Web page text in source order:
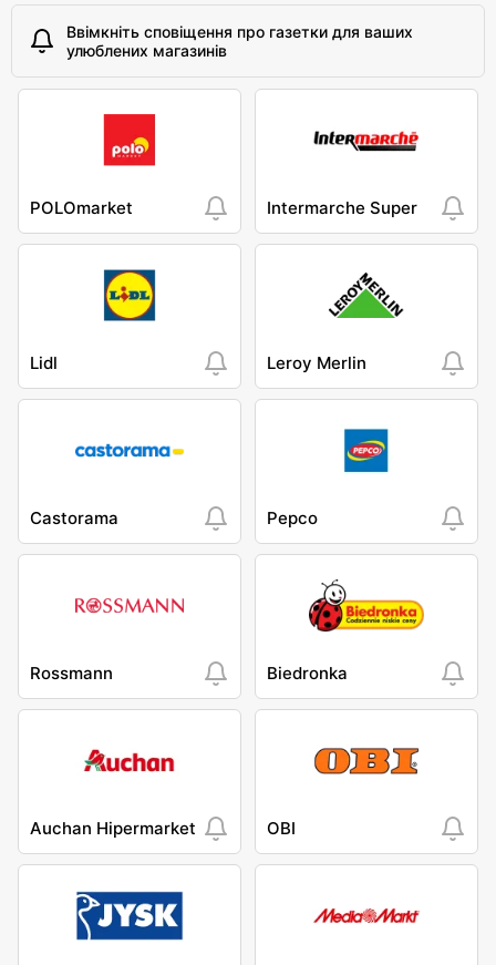
Ввімкніть сповіщення про газетки для ваших
улюблених магазинів
POLOmarket Intermarche Super
Lidl Leroy Merlin
Castorama Pepco
Rossmann Biedronka
Auchan Hipermarket OBI